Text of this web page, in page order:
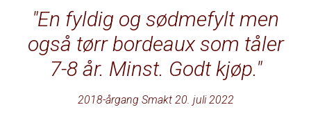
En fyldig og sødmefylt men
også tørr bordeaux som tåler
7-8 år. Minst. Godt kjøp.
2018-årgang Smakt 20. juli 2022